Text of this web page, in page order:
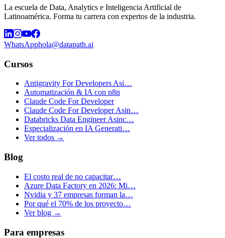
La escuela de Data, Analytics e Inteligencia Artificial de
Latinoamérica. Forma tu carrera con expertos de la industria.
WhatsApphola@datapath.ai
Cursos
Antigravity For Developers Asi…
Automatización & IA con n8n
Claude Code For Developer
Claude Code For Developer Asin…
Databricks Data Engineer Asinc…
Especialización en IA Generati…
Ver todos →
Blog
El costo real de no capacitar…
Azure Data Factory en 2026: Mi…
Nvidia y 37 empresas forman la…
Por qué el 70% de los proyecto…
Ver blog →
Para empresas